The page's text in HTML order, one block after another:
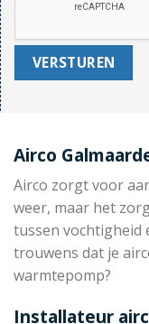
Airco
Airco zorgt voor
weer, maar het
tussen vochtigheid
trouwens dat je
warmtepomp?
Installateur